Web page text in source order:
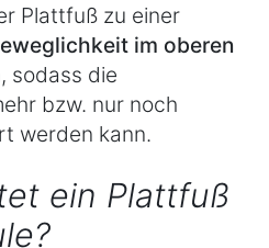
Plattfuß zu einer
im oberen
sodass die
bzw. nur noch
werden kann.
ein Plattfuß